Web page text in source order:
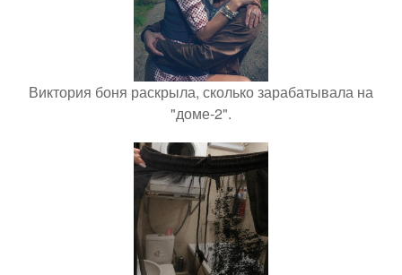
Виктория боня раскрыла, сколько зарабатывала на
"доме-2".